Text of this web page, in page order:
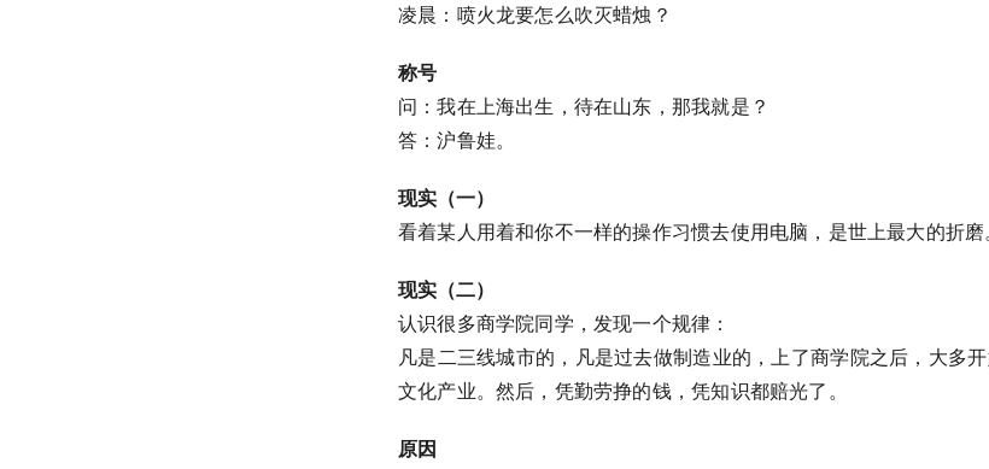
凌晨：喷火龙要怎么吹灭蜡烛？
称号
问：我在上海出生，待在山东，那我就是？
答：沪鲁娃。
现实（一）
看着某人用着和你不一样的操作习惯去使用电脑，是世上最大的折磨
现实（二）
认识很多商学院同学，发现一个规律：
凡是二三线城市的，凡是过去做制造业的，上了商学院之后，大多
文化产业。然后，凭勤劳挣的钱，凭知识都赔光了。
原因